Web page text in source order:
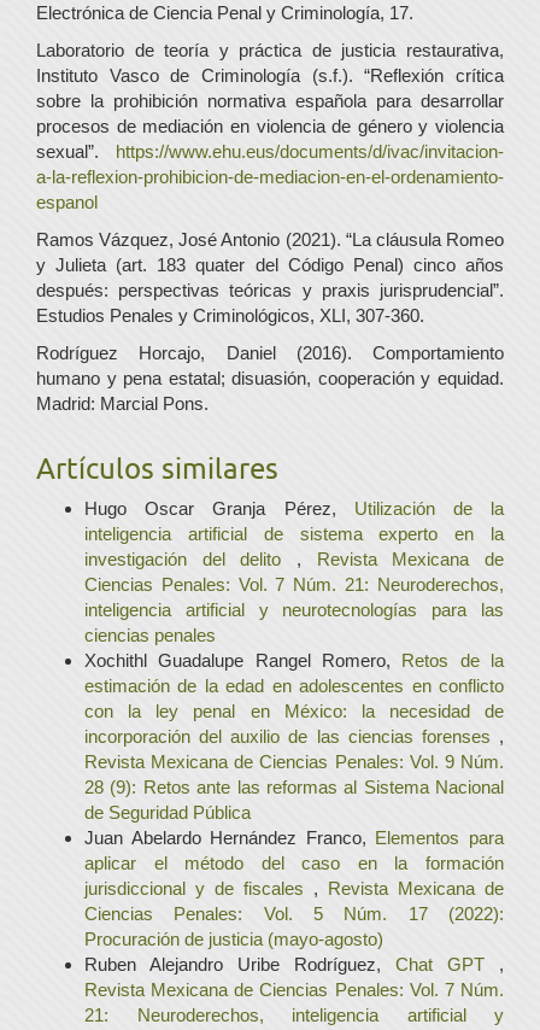
Electrónica de Ciencia Penal y Criminología, 17.
Laboratorio de teoría y práctica de justicia restaurativa,
Instituto Vasco de Criminología (s.f.). “Reflexión crítica
sobre la prohibición normativa española para desarrollar
procesos de mediación en violencia de género y violencia
sexual”. https://www.ehu.eus/documents/d/ivac/invitacion-
a-la-reflexion-prohibicion-de-mediacion-en-el-ordenamiento-
espanol
Ramos Vázquez, José Antonio (2021). “La cláusula Romeo
y Julieta (art. 183 quater del Código Penal) cinco años
después: perspectivas teóricas y praxis jurisprudencial”.
Estudios Penales y Criminológicos, XLI, 307-360.
Rodríguez Horcajo, Daniel (2016). Comportamiento
humano y pena estatal; disuasión, cooperación y equidad.
Madrid: Marcial Pons.
Artículos similares
Hugo Oscar Granja Pérez, Utilización de la
inteligencia artificial de sistema experto en la
investigación del delito , Revista Mexicana de
Ciencias Penales: Vol. 7 Núm. 21: Neuroderechos,
inteligencia artificial y neurotecnologías para las
ciencias penales
Xochithl Guadalupe Rangel Romero, Retos de la
estimación de la edad en adolescentes en conflicto
con la ley penal en México: la necesidad de
incorporación del auxilio de las ciencias forenses ,
Revista Mexicana de Ciencias Penales: Vol. 9 Núm.
28 (9): Retos ante las reformas al Sistema Nacional
de Seguridad Pública
Juan Abelardo Hernández Franco, Elementos para
aplicar el método del caso en la formación
jurisdiccional y de fiscales , Revista Mexicana de
Ciencias Penales: Vol. 5 Núm. 17 (2022):
Procuración de justicia (mayo-agosto)
Ruben Alejandro Uribe Rodríguez, Chat GPT ,
Revista Mexicana de Ciencias Penales: Vol. 7 Núm.
21: Neuroderechos, inteligencia artificial y